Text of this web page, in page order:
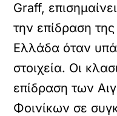
Graff,
την επίδραση
Ελλάδα όταν
στοιχεία. Οι
επίδραση των
Φοινίκων σε